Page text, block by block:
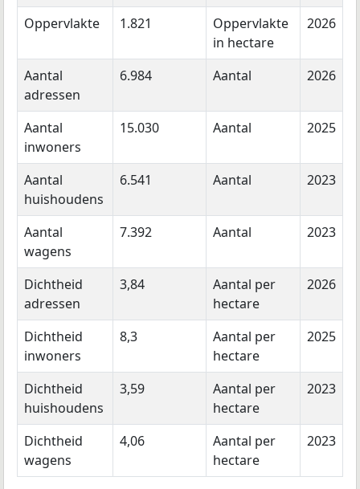
Oppervlakte 1.821
Oppervlakte
in hectare
2026
Aantal
adressen
6.984 Aantal 2026
Aantal
inwoners
15.030 Aantal 2025
Aantal
huishoudens
6.541 Aantal 2023
Aantal
wagens
7.392 Aantal 2023
Dichtheid
adressen
3,84
Aantal per
hectare
2026
Dichtheid
inwoners
8,3
Aantal per
hectare
2025
Dichtheid
huishoudens
3,59
Aantal per
hectare
2023
Dichtheid
wagens
4,06
Aantal per
hectare
2023